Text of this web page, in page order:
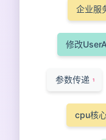
企业服
修改
参数传递 1
cpu核